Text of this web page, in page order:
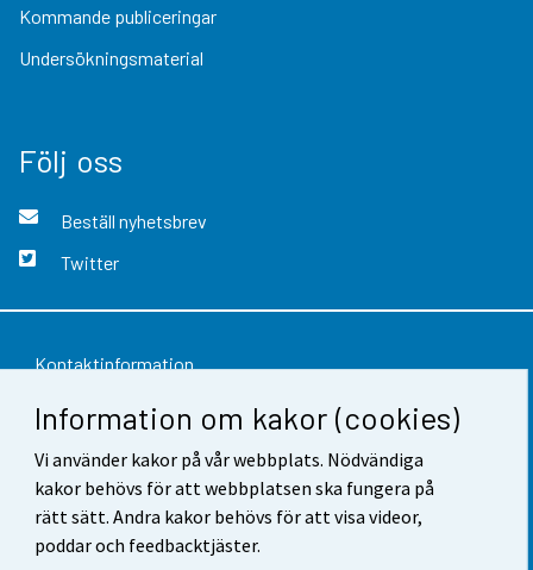
Information om kakor (cookies)
Vi använder kakor på vår webbplats. Nödvändiga
kakor behövs för att webbplatsen ska fungera på
rätt sätt. Andra kakor behövs för att visa videor,
poddar och feedbacktjäster.
Kommande publiceringar
Undersökningsmaterial
Följ oss
Beställ nyhetsbrev
Twitter
Kontaktinformation
Respons
Användarvillkor
Dataskydd
Tillgänglighet